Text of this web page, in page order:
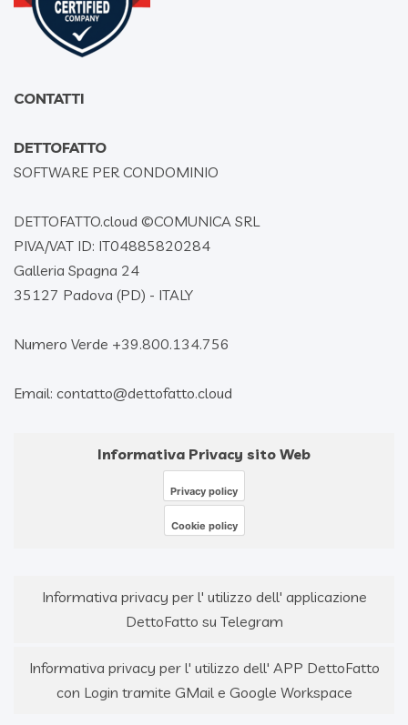
CONTATTI
DETTOFATTO
SOFTWARE PER CONDOMINIO
DETTOFATTO.cloud ©COMUNICA SRL
PIVA/VAT ID: IT04885820284
Galleria Spagna 24
35127 Padova (PD) - ITALY
Numero Verde +39.800.134.756
Email: contatto@dettofatto.cloud
Informativa Privacy sito Web
Privacy policy
Cookie policy
Informativa privacy per l' utilizzo dell' applicazione
DettoFatto su Telegram
Informativa privacy per l' utilizzo dell' APP DettoFatto
con Login tramite GMail e Google Workspace